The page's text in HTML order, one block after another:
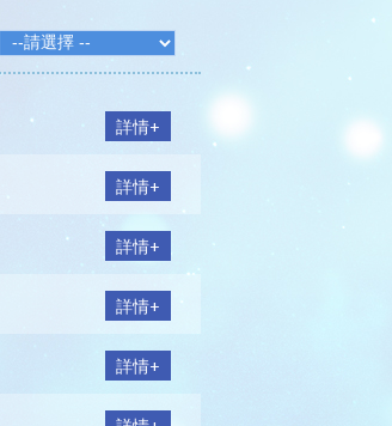
詳情+
詳情+
詳情+
詳情+
詳情+